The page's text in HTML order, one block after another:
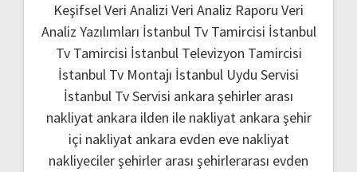
Keşifsel Veri Analizi Veri Analiz Raporu Veri
Analiz Yazılımları İstanbul Tv Tamircisi İstanbul
Tv Tamircisi İstanbul Televizyon Tamircisi
İstanbul Tv Montajı İstanbul Uydu Servisi
İstanbul Tv Servisi ankara şehirler arası
nakliyat ankara ilden ile nakliyat ankara şehir
içi nakliyat ankara evden eve nakliyat
nakliyeciler şehirler arası şehirlerarası evden